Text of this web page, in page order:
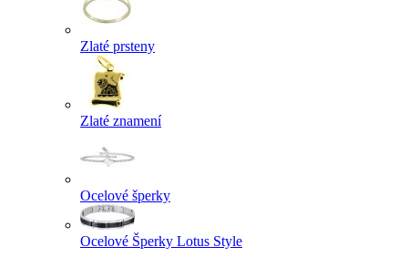
Zlaté prsteny
Zlaté znamení
Ocelové šperky
Ocelové Šperky Lotus Style